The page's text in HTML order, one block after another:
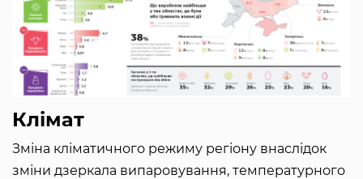
Клімат
Зміна кліматичного режиму регіону внаслідок
зміни дзеркала випаровування, температурного